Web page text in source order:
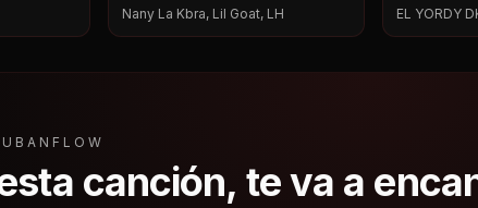
Nany La Kbra, Lil Goat, LH EL YORDY
canción, te va a